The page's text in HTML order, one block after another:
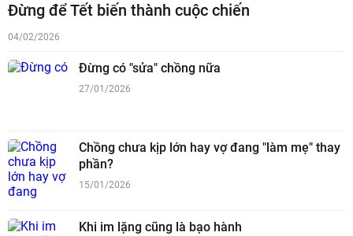
Đừng để Tết biến thành cuộc chiến
04/02/2026
Đừng có "sửa" chồng nữa
27/01/2026
Chồng chưa kịp lớn hay vợ đang "làm mẹ" thay
phần?
15/01/2026
Khi im lặng cũng là bạo hành